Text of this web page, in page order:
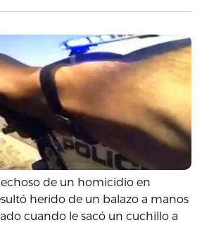
de un homicidio en
herido de un balazo a manos
cuando le sacó un cuchillo a